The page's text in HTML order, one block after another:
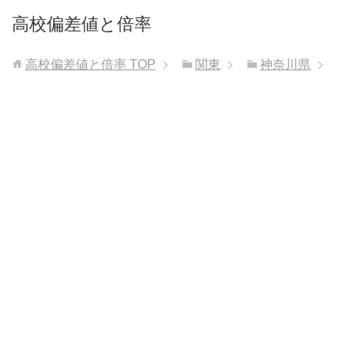
高校偏差値と倍率
高校偏差値と倍率 TOP 関東 神奈川県